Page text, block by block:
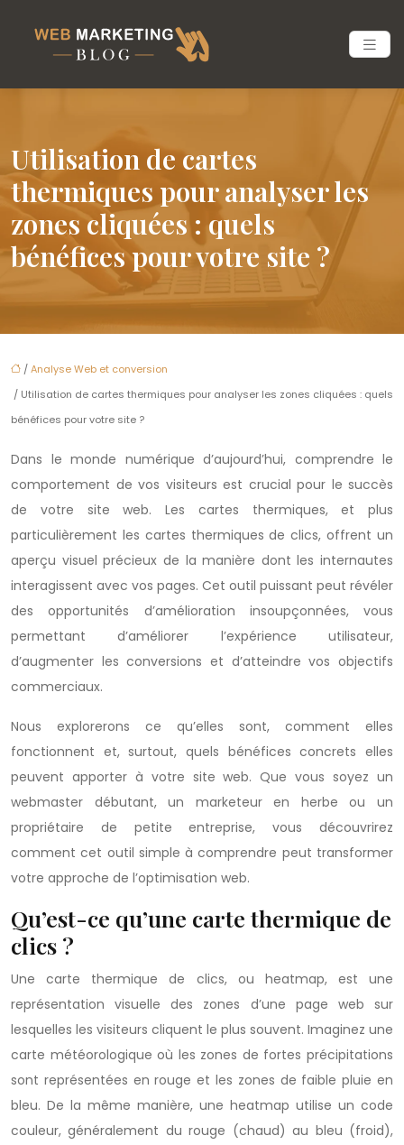
Utilisation de cartes
thermiques pour analyser les
zones cliquées : quels
bénéfices pour votre site ?
/Analyse Web et conversion
/ Utilisation de cartes thermiques pour analyser les zones cliquées : quels
bénéfices pour votre site ?
Dans le monde numérique d’aujourd’hui, comprendre le
comportement de vos visiteurs est crucial pour le succès
de votre site web. Les cartes thermiques, et plus
particulièrement les cartes thermiques de clics, offrent un
aperçu visuel précieux de la manière dont les internautes
interagissent avec vos pages. Cet outil puissant peut révéler
des opportunités d’amélioration insoupçonnées, vous
permettant d’améliorer l’expérience utilisateur,
d’augmenter les conversions et d’atteindre vos objectifs
commerciaux.
Nous explorerons ce qu’elles sont, comment elles
fonctionnent et, surtout, quels bénéfices concrets elles
peuvent apporter à votre site web. Que vous soyez un
webmaster débutant, un marketeur en herbe ou un
propriétaire de petite entreprise, vous découvrirez
comment cet outil simple à comprendre peut transformer
votre approche de l’optimisation web.
Qu’est-ce qu’une carte thermique de
clics ?
Une carte thermique de clics, ou heatmap, est une
représentation visuelle des zones d’une page web sur
lesquelles les visiteurs cliquent le plus souvent. Imaginez une
carte météorologique où les zones de fortes précipitations
sont représentées en rouge et les zones de faible pluie en
bleu. De la même manière, une heatmap utilise un code
couleur, généralement du rouge (chaud) au bleu (froid),